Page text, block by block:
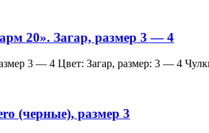
20». Загар, размер 3 — 4
3 — 4 Цвет: Загар, размер: 3 — 4
(черные), размер 3